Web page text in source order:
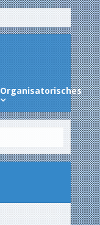
Organisatorisches